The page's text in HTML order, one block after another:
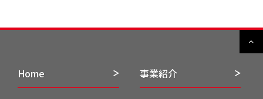
Home 事業紹介